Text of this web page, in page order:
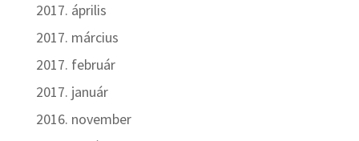
2017. április
2017. március
2017. február
2017. január
2016. november